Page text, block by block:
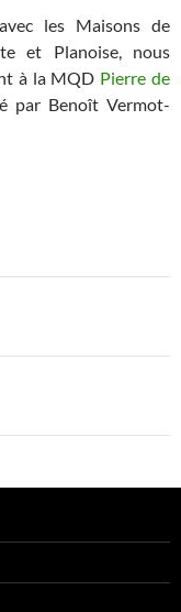
les Maisons de
et Planoise, nous
à la MQD Pierre de
par Benoît Vermot-